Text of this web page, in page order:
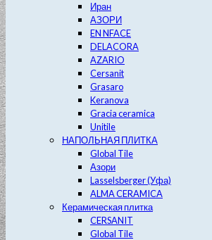
Иран
АЗОРИ
EN NFACE
DELACORA
AZARIO
Cersanit
Grasaro
Keranova
Gracia ceramica
Unitile
НАПОЛЬНАЯ ПЛИТКА
Global Tile
Азори
Lasselsberger (Уфа)
ALMA CERAMICA
Керамическая плитка
CERSANIT
Global Tile